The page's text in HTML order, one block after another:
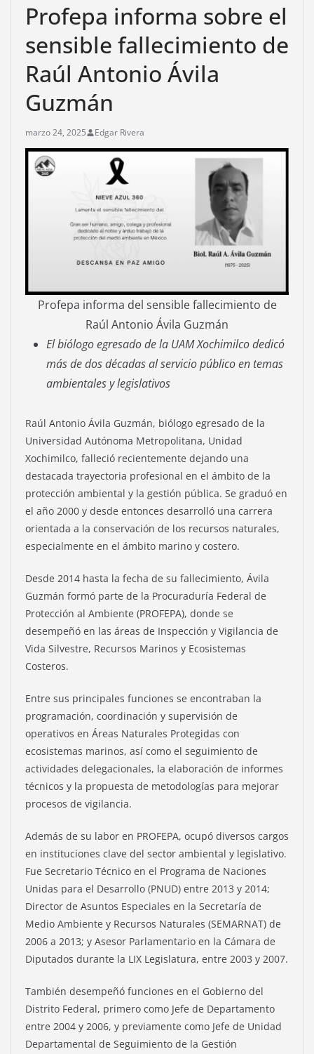
Profepa informa sobre el
sensible fallecimiento de
Raúl Antonio Ávila
Guzmán
marzo 24, 2025 Edgar Rivera
Profepa informa del sensible fallecimiento de
Raúl Antonio Ávila Guzmán
El biólogo egresado de la UAM Xochimilco dedicó
más de dos décadas al servicio público en temas
ambientales y legislativos
Raúl Antonio Ávila Guzmán, biólogo egresado de la
Universidad Autónoma Metropolitana, Unidad
Xochimilco, falleció recientemente dejando una
destacada trayectoria profesional en el ámbito de la
protección ambiental y la gestión pública. Se graduó en
el año 2000 y desde entonces desarrolló una carrera
orientada a la conservación de los recursos naturales,
especialmente en el ámbito marino y costero.
Desde 2014 hasta la fecha de su fallecimiento, Ávila
Guzmán formó parte de la Procuraduría Federal de
Protección al Ambiente (PROFEPA), donde se
desempeñó en las áreas de Inspección y Vigilancia de
Vida Silvestre, Recursos Marinos y Ecosistemas
Costeros.
Entre sus principales funciones se encontraban la
programación, coordinación y supervisión de
operativos en Áreas Naturales Protegidas con
ecosistemas marinos, así como el seguimiento de
actividades delegacionales, la elaboración de informes
técnicos y la propuesta de metodologías para mejorar
procesos de vigilancia.
Además de su labor en PROFEPA, ocupó diversos cargos
en instituciones clave del sector ambiental y legislativo.
Fue Secretario Técnico en el Programa de Naciones
Unidas para el Desarrollo (PNUD) entre 2013 y 2014;
Director de Asuntos Especiales en la Secretaría de
Medio Ambiente y Recursos Naturales (SEMARNAT) de
2006 a 2013; y Asesor Parlamentario en la Cámara de
Diputados durante la LIX Legislatura, entre 2003 y 2007.
También desempeñó funciones en el Gobierno del
Distrito Federal, primero como Jefe de Departamento
entre 2004 y 2006, y previamente como Jefe de Unidad
Departamental de Seguimiento de la Gestión